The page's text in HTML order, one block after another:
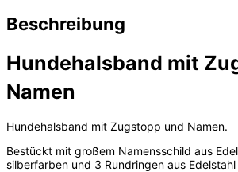
Beschreibung
Hundehalsband mit
Namen
Hundehalsband mit Zugstopp und Namen.
Bestückt mit großem Namensschild aus
silberfarben und 3 Rundringen aus